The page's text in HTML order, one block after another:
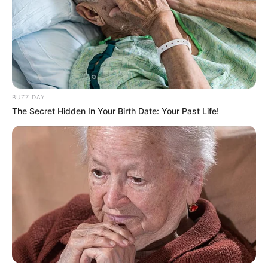
BUZZ DAY
The Secret Hidden In Your Birth Date: Your Past Life!